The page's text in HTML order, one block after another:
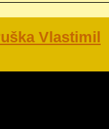
Vlastimil